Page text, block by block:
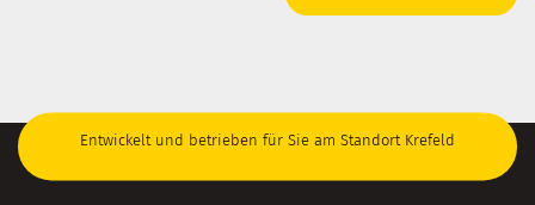
Entwickelt und betrieben für Sie am Standort Krefeld